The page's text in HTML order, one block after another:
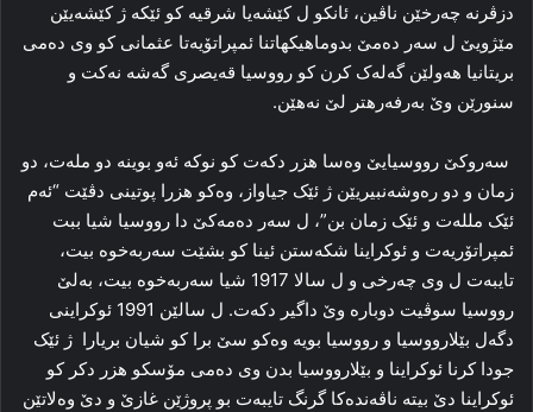
دزڤرنە چەرخێن ناڤین، ئانکو ل کێشەیا شرقیە کو ئێکە ژ کێشەیێن
مێژویێ ل سەر دەمێ بدوماهیکهاتنا ئمپراتۆیەتا عثمانى کو وى دەمى
بریتانیا هەولێن گەلەک کرن کو رووسیا قەیصرى گەشە نەکت و
سنورێن وێ بەرفەرهتر لێ نەهێن.
سەروکێ رووسیایێ وەسا هزر دکەت کو نوکە ئەو بوینە دو ملەت، دو
زمان و دو رەوشەنبیریێن ژ ئێک جیاواز، وەکو هزرا پوتینى دڤێت “ئەم
ئێک مللەت و ئێک زمان بن”، ل سەر دەمەکێ دا رووسیا شیا ببت
ئمپراتۆریەت و ئوکراینا شکەستن ئینا کو بشێت سەربەخوە بیت،
تایبەت ل وى چەرخى و ل سالا 1917 شیا سەربەخوە بیت، بەلێ
رووسیا سوڤیت دوبارە وێ داگیر دکەت. ل سالێن 1991 ئوکراینی
دگەل بێلارووسیا و رووسیا بویە وەکو سێ برا کو شیان بریارا ژ ئێک
جودا کرنا ئوکراینا و بێلارووسیا بدن وى دەمى مۆسکو هزر دکر کو
ئوکراینا دێ بیتە ناڤەندەکا گرنگ تایبەت بو پروژێن غازێ و دێ وەلاتێن